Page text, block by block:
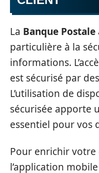
La Banque Postale
particulière à la
informations.
est sécurisé par
L’utilisation de
sécurisée apporte
essentiel pour vos
Pour enrichir votre
l’application